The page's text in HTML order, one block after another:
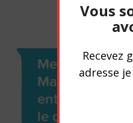
Vous
Recevez
adresse